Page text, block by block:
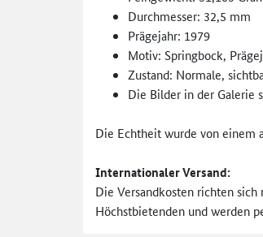
Durchmesser: 32,5 mm
Prägejahr: 1979
Motiv: Springbock,
Zustand: Normale,
Die Bilder in der Galerie
Die Echtheit wurde von einem
Internationaler Versand:
Die Versandkosten richten sich
Höchstbietenden und werden